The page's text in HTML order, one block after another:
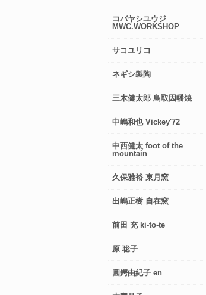
コバヤシユウジ
MWC.WORKSHOP
サコユリコ
ネギシ製陶
三木健太郎 鳥取因幡焼
中嶋和也 Vickey'72
中西健太 foot of the
mountain
久保雅裕 東月窯
出嶋正樹 自在窯
前田 充 ki-to-te
原 聡子
圓鍔由紀子 en